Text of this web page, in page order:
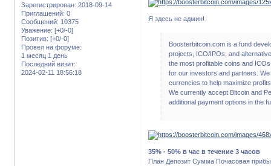
Зарегистрирован: 2018-09-14
Приглашений: 0
Сообщений: 10375
Уважение: [+0/-0]
Позитив: [+0/-0]
Провел на форуме:
1 месяц 1 день
Последний визит:
2024-02-11 18:56:18
Я здесь не админ!
Boosterbitcoin.com is a fund
projects, ICO/IPOs, and
the most profitable coins and
for our investors and partners.
currencies to help maximize
We currently accept Bitcoin and
additional payment options in the
35% - 50% в час в течение 3 часов
План Депозит Сумма Почасовая